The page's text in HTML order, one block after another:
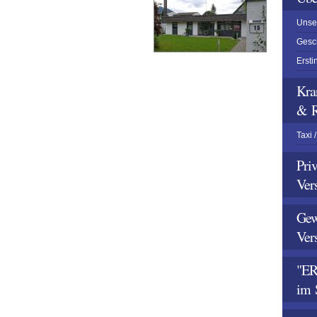
&
Taxi
im